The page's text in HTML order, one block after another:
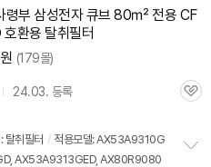
기
령부 삼성전자 큐브 80㎡ 전용 CF
환용 탈취필터
원 (179몰)
24.03. 등록
관
탈취필터 / 적용모델: AX53A9310G
AX53A9313GED, AX80R9080